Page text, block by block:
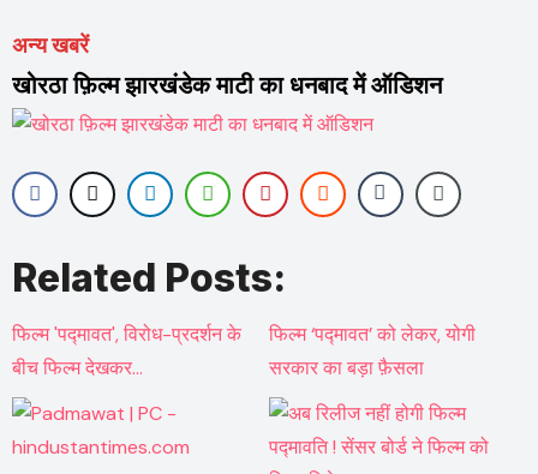
अन्य खबरें
खोरठा फ़िल्म झारखंडेक माटी का धनबाद में ऑडिशन
Related Posts:
फिल्म 'पद्मावत', विरोध-प्रदर्शन के
बीच फिल्म देखकर…
फिल्म ‘पद्मावत’ को लेकर, योगी
सरकार का बड़ा फ़ैसला